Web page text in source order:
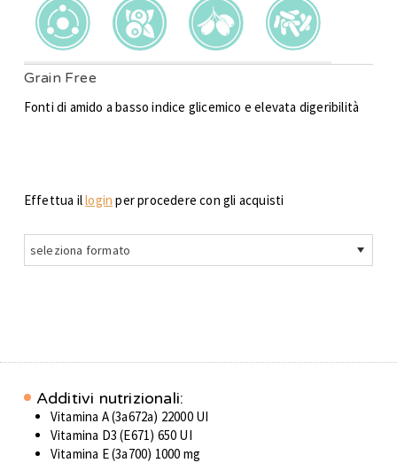
Grain Free
Fonti di amido a basso indice glicemico e elevata digeribilità
Effettua illogin per procedere con gli acquisti
seleziona formato
Additivi nutrizionali:
Vitamina A (3a672a) 22000 UI
Vitamina D3 (E671) 650 UI
Vitamina E (3a700) 1000 mg